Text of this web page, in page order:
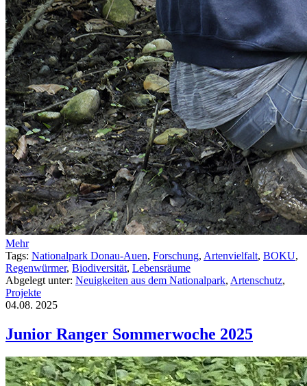
Mehr
Tags: Nationalpark Donau-Auen, Forschung, Artenvielfalt, BOKU,
Regenwürmer, Biodiversität, Lebensräume
Abgelegt unter: Neuigkeiten aus dem Nationalpark, Artenschutz,
Projekte
04.08. 2025
Junior Ranger Sommerwoche 2025